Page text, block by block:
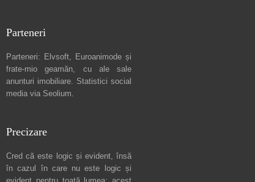
Parteneri
Parteneri: Elvsoft, Euroanimode și
frate-mio geamăn, cu ale sale
anunturi imobiliare. Statistici social
media via Seolium.
Precizare
Cred că este logic și evident, însă
în cazul în care nu este logic și